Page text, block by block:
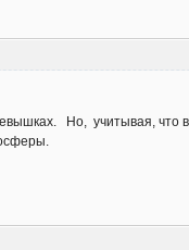
Но, учитывая, что